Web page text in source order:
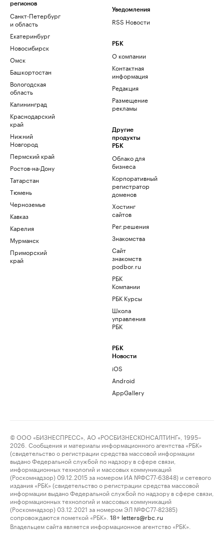
регионов
Санкт-Петербург
и область
Екатеринбург
Новосибирск
Омск
Башкортостан
Вологодская
область
Калининград
Краснодарский
край
Нижний
Новгород
Пермский край
Ростов-на-Дону
Татарстан
Тюмень
Черноземье
Кавказ
Карелия
Мурманск
Приморский
край
Уведомления
RSS Новости
РБК
О компании
Контактная
информация
Редакция
Размещение
рекламы
Другие
продукты
РБК
Облако для
бизнеса
Корпоративный
регистратор
доменов
Хостинг
сайтов
Рег.решения
Знакомства
Сайт
знакомств
podbor.ru
РБК
Компании
РБК Курсы
Школа
управления
РБК
РБК
Новости
iOS
Android
AppGallery
© ООО «БИЗНЕСПРЕСС», АО «РОСБИЗНЕСКОНСАЛТИНГ», 1995–
2026. Сообщения и материалы информационного агентства «РБК»
(свидетельство о регистрации средства массовой информации
выдано Федеральной службой по надзору в сфере связи,
информационных технологий и массовых коммуникаций
(Роскомнадзор) 09.12.2015 за номером ИА №ФС77-63848) и сетевого
издания «РБК» (свидетельство о регистрации средства массовой
информации выдано Федеральной службой по надзору в сфере связи,
информационных технологий и массовых коммуникаций
(Роскомнадзор) 03.12.2021 за номером ЭЛ №ФС77-82385)
сопровождаются пометкой «РБК».
18+ letters@rbc.ru
Владельцем сайта является информационное агентство «РБК».